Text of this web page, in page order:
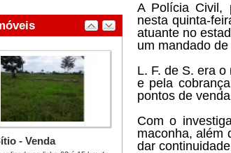
A Polícia Civil,
nesta quinta-
atuante no
um mandado
L. F. de S. era
e pela
pontos de
Com o
maconha, além
dar